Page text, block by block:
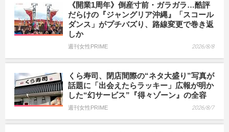
《開業1周年》倒産寸前・ガラガラ…酷評
だらけの『ジャングリア沖縄』「スコール
ダンス」がプチバズり、路線変更で巻き返
しか
週刊女性PRIME 2026/8/8
くら寿司、閉店間際の“ネタ大盛り”写真が
話題に「出会えたらラッキー」広報が明か
した“幻サービス”『得々ゾーン』の全容
週刊女性PRIME 2026/8/7